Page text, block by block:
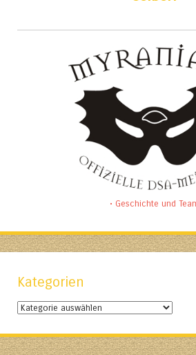
• Geschichte und
Kategorien
Kategorien